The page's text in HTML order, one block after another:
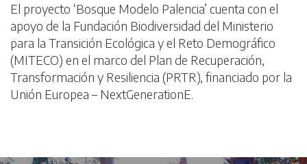
El proyecto ‘Bosque Modelo Palencia’ cuenta con el
apoyo de la Fundación Biodiversidad del Ministerio
para la Transición Ecológica y el Reto Demográfico
(MITECO) en el marco del Plan de Recuperación,
Transformación y Resiliencia (PRTR), financiado por la
Unión Europea – NextGenerationE.